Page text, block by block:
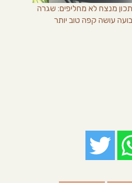
מנצח לא מחליפים: שגרה
עושה קפה טוב יותר